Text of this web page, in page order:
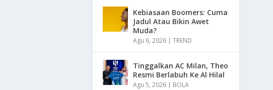
Kebiasaan Boomers: Cuma
Jadul Atau Bikin Awet
Muda?
Agu 6, 2026 |TREND
Tinggalkan AC Milan, Theo
Resmi Berlabuh Ke Al Hilal
Agu 5, 2026 | BOLA